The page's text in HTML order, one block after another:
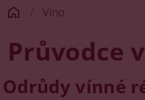
Víno
Průvodce
Odrůdy vínné